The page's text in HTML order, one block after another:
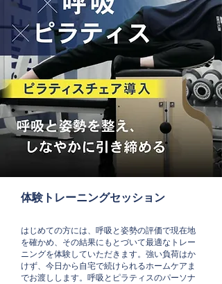
​体験トレーニングセッション
はじめての方には、呼吸と姿勢の評価で現在地
を確かめ、その結果にもとづいて最適なトレー
ニングを体験していただきます。強い負荷はか
けず、今日から自宅で続けられるホームケアま
でお渡しします。呼吸とピラティスのパーソナ